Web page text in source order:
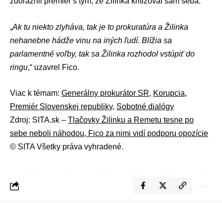
„Ak tu niekto zlyháva, tak je to prokuratúra a Žilinka
nehanebne hádže vinu na iných ľudí. Blížia sa
parlamentné voľby, tak sa Žilinka rozhodol vstúpiť do
ringu,“ uzavrel Fico.
Viac k témam: Generálny prokurátor SR, Korupcia,
Premiér Slovenskej republiky, Sobotné dialógy
Zdroj: SITA.sk – Tlačovky Žilinku a Remetu tesne po
sebe neboli náhodou, Fico za nimi vidí podporu opozície
© SITA Všetky práva vyhradené.